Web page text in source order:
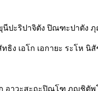
ปะริปาจิตัง ปิณฑะปาตัง
ง เอโก เอกายะ ระโห นิสั
อาวะสะถะปิณโฑ ภุญชิตัพ